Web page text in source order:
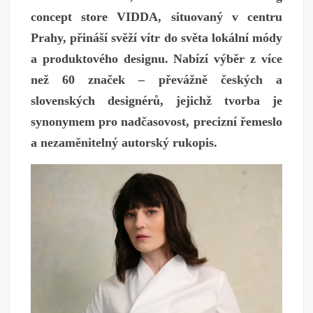
concept store VIDDA, situovaný v centru
Prahy, přináší svěží vítr do světa lokální módy
a produktového designu. Nabízí výběr z více
než 60 značek – převážně českých a
slovenských designérů, jejichž tvorba je
synonymem pro nadčasovost, precizní řemeslo
a nezaměnitelný autorský rukopis.